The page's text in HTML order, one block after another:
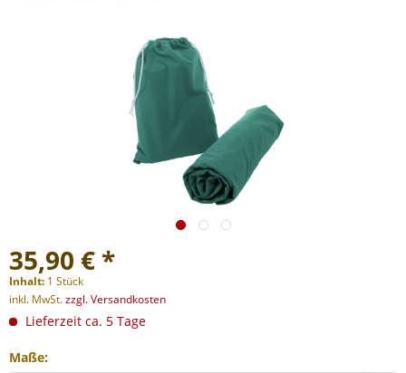
35,90 € *
Inhalt: 1 Stück
inkl. MwSt.zzgl. Versandkosten
Lieferzeit ca. 5 Tage
Maße: